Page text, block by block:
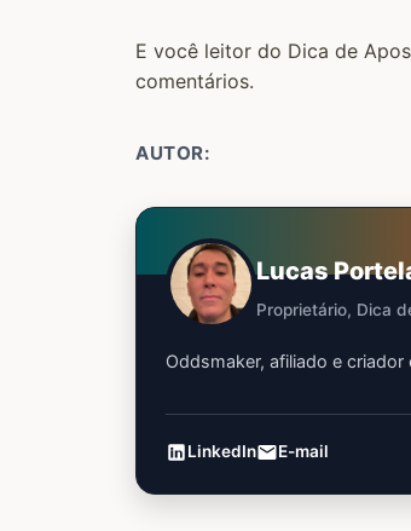
E você leitor do Dica de
comentários.
AUTOR:
Lucas
Proprietário, Dica
Oddsmaker, afiliado e
LinkedIn E-mail